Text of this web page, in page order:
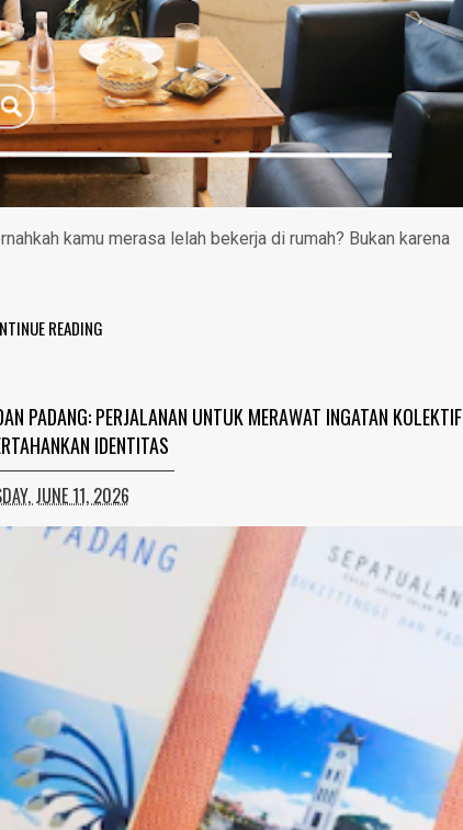
kamu merasa lelah bekerja di rumah? Bukan karena
READING
PADANG: PERJALANAN UNTUK MERAWAT INGATAN KOLEKTIF
IDENTITAS
JUNE 11, 2026